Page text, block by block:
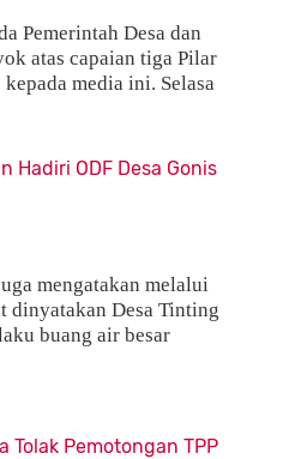
Pemerintah Desa dan
atas capaian tiga Pilar
media ini. Selasa
Hadiri ODF Desa Gonis
mengatakan melalui
dinyatakan Desa Tinting
buang air besar
Tolak Pemotongan TPP